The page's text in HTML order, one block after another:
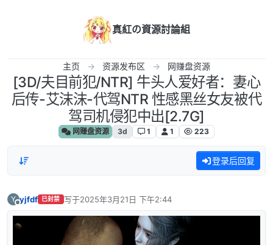
真紅の資源討論組
主页 资源发布区 网赚盘资源
[3D/夫目前犯/NTR] 牛头人爱好者：妻心
后传-艾沫沫-代驾NTR 性感黑丝女友被代
驾司机侵犯中出[2.7G]
网赚盘资源 3d 1 1 223
登录后回复
Y yjfdf 已封禁 写于2025年3月21日 下午2:44
最后由 编辑